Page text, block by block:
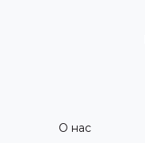
О нас